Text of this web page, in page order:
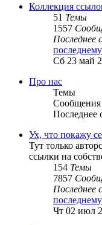
Коллекция
51 Темы
1557
Последнее
Сб 23 май
Про нас
Темы
Сообщения
Последнее
Ух, что покажу
Тут только
ссылки на
154 Темы
7857
Последнее
Чт 02 июл